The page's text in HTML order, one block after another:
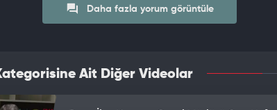
Daha fazla yorum görüntüle
Ait Diğer Videolar